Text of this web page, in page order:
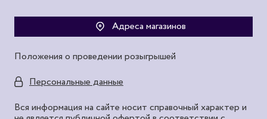
Адреса магазинов
Положения о проведении розыгрышей
Персональные данные
Вся информация на сайте носит справочный характер и